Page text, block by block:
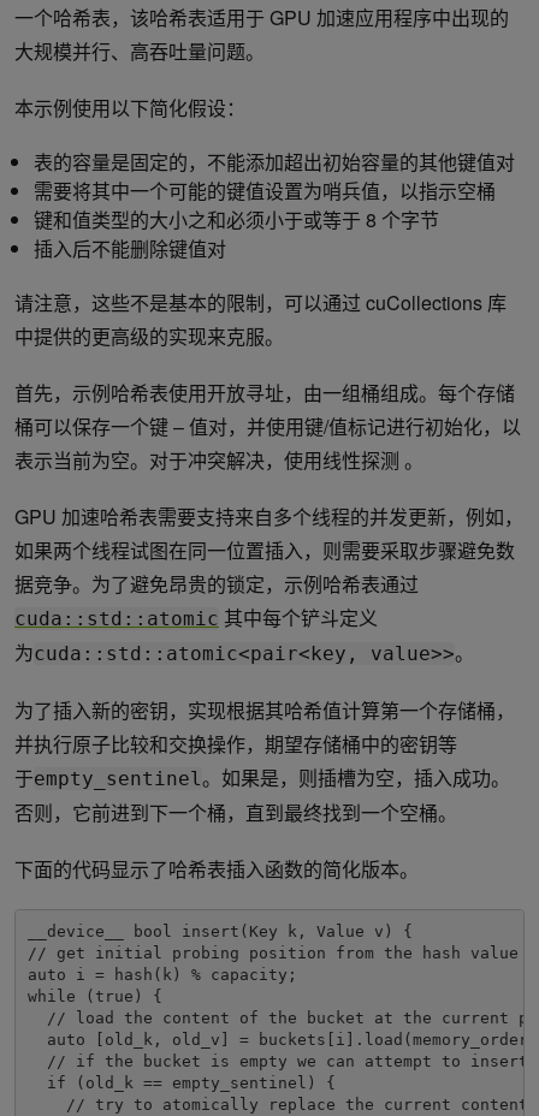
一个哈希表，该哈希表适用于 GPU 加速应用程序中出现的
大规模并行、高吞吐量问题。
本示例使用以下简化假设：
表的容量是固定的，不能添加超出初始容量的其他键值对
需要将其中一个可能的键值设置为哨兵值，以指示空桶
键和值类型的大小之和必须小于或等于 8 个字节
插入后不能删除键值对
请注意，这些不是基本的限制，可以通过 cuCollections 库
中提供的更高级的实现来克服。
首先，示例哈希表使用开放寻址，由一组桶组成。每个存储
桶可以保存一个键 – 值对，并使用键/值标记进行初始化，以
表示当前为空。对于冲突解决，使用线性探测 。
GPU 加速哈希表需要支持来自多个线程的并发更新，例如，
如果两个线程试图在同一位置插入，则需要采取步骤避免数
据竞争。为了避免昂贵的锁定，示例哈希表通过
cuda::std::atomic 其中每个铲斗定义
为cuda::std::atomic<pair<key, value>>。
为了插入新的密钥，实现根据其哈希值计算第一个存储桶，
并执行原子比较和交换操作，期望存储桶中的密钥等
于empty_sentinel。如果是，则插槽为空，插入成功。
否则，它前进到下一个桶，直到最终找到一个空桶。
下面的代码显示了哈希表插入函数的简化版本。
__device__ bool insert(Key k, Value v) {
// get initial probing position from the hash value
auto i = hash(k) % capacity;
while (true) {
// load the content of the bucket at the current
auto [old_k, old_v] =
// if the bucket is empty we can attempt to insert
  if (old_k == empty_sentinel) {
// try to atomically replace the current content